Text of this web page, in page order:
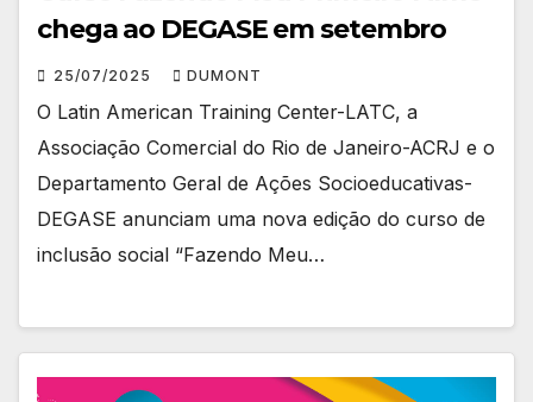
chega ao DEGASE em setembro
25/07/2025 DUMONT
O Latin American Training Center-LATC, a
Associação Comercial do Rio de Janeiro-ACRJ e o
Departamento Geral de Ações Socioeducativas-
DEGASE anunciam uma nova edição do curso de
inclusão social “Fazendo Meu…